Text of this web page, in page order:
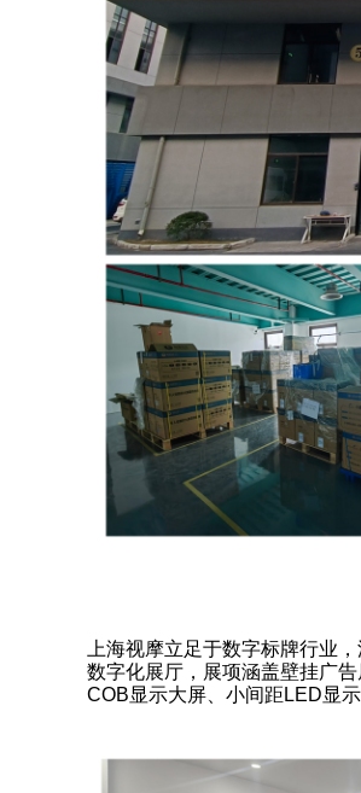
上海视摩立足于数字标牌行业
数字化展厅，展项涵盖壁挂广
COB显示大屏、小间距LED显